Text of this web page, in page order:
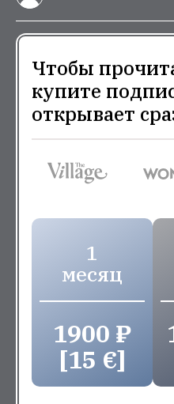
Чтобы
купите
открывает
1
месяц
1900 ₽
[15 €]